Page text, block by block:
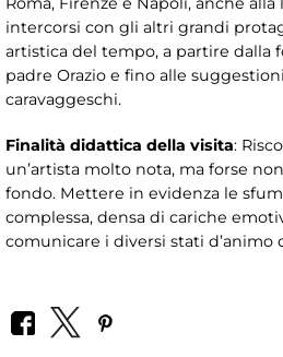
intercorsi con gli altri grandi
artistica del tempo, a partire dalla
padre Orazio e fino alle
caravaggeschi.
Finalità didattica della visita:
un’artista molto nota, ma forse
fondo. Mettere in evidenza le
complessa, densa di cariche
comunicare i diversi stati d’animo